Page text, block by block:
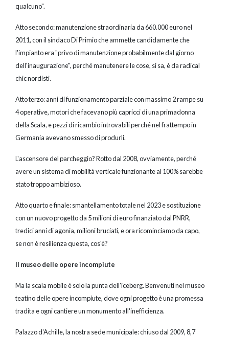
qualcuno".
Atto secondo: manutenzione straordinaria da 660.000 euro nel
2011, con il sindaco Di Primio che ammette candidamente che
l'impianto era "privo di manutenzione probabilmente dal giorno
dell'inaugurazione", perché manutenere le cose, si sa, è da radical
chic nordisti.
Atto terzo: anni di funzionamento parziale con massimo 2 rampe su
4 operative, motori che facevano più capricci di una primadonna
della Scala, e pezzi di ricambio introvabili perché nel frattempo in
Germania avevano smesso di produrli.
L'ascensore del parcheggio? Rotto dal 2008, ovviamente, perché
avere un sistema di mobilità verticale funzionante al 100% sarebbe
stato troppo ambizioso.
Atto quarto e finale: smantellamento totale nel 2023 e sostituzione
con un nuovo progetto da 5 milioni di euro finanziato dal PNRR,
tredici anni di agonia, milioni bruciati, e ora ricominciamo da capo,
se non è resilienza questa, cos'è?
Il museo delle opere incompiute
Ma la scala mobile è solo la punta dell'iceberg. Benvenuti nel museo
teatino delle opere incompiute, dove ogni progetto è una promessa
tradita e ogni cantiere un monumento all'inefficienza.
Palazzo d'Achille, la nostra sede municipale: chiuso dal 2009, 8,7